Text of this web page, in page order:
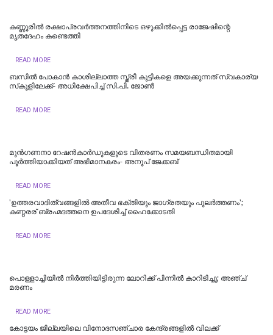
കണ്ണൂരിൽ രക്ഷാപ്രവർത്തനത്തിനിടെ ഒഴുക്കിൽപ്പെട്ട രാജേഷിന്റെ
മൃതദേഹം കണ്ടെത്തി
READ MORE
ബസിൽ പോകാൻ കാശില്ലാത്ത സ്ത്രീ കുട്ടികളെ അയക്കുന്നത് സ്വകാര്യ
സ്‌കൂളിലേക്ക്- അധിക്ഷേപിച്ച് സി.പി. ജോൺ
READ MORE
മുൻഗണനാ റേഷൻകാർഡുകളുടെ വിതരണം സമയബന്ധിതമായി
പൂർത്തിയാക്കിയത് അഭിമാനകരം- അനൂപ് ജേക്കബ്
READ MORE
'ഉത്തരവാദിത്വങ്ങളിൽ അതീവ ഭക്തിയും ജാഗ്രതയും പുലര്‍ത്തണം';
കണ്ഠരര് ബ്രഹ്മദത്തനെ ഉപദേശിച്ച് ഹൈക്കോടതി
READ MORE
പൊള്ളാച്ചിയില്‍ നിർത്തിയിട്ടിരുന്ന ലോറിക്ക് പിന്നിൽ കാറിടിച്ചു; അഞ്ച്
മരണം
READ MORE
കോട്ടയം ജില്ലയിലെ വിനോദസഞ്ചാര കേന്ദ്രങ്ങളിൽ വിലക്ക്